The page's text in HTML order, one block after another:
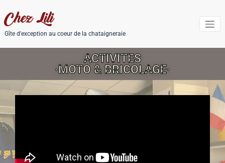
Chez Lili
Gîte d'exception au coeur de la chataigneraie
ACTIVITES
·MOTO & BRICOLAGE·